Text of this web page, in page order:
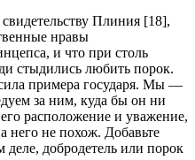
Плиния [18],
нравы
и что при столь
стыдились любить порок.
примера государя. Мы —
за ним, куда бы он ни
расположение и уважение,
него не похож. Добавьте
добродетель или порок